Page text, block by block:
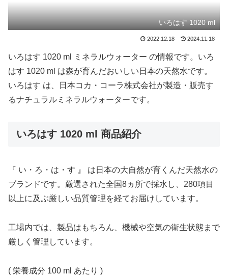
いろはす 1020 ml
2022.12.18 2024.11.18
いろはす 1020 ml ミネラルウォーター の情報です。いろ
はす 1020 ml は森が育んだおいしい日本の天然水です。
いろはす は、日本コカ・コーラ株式会社が製造・販売す
るナチュラルミネラルウォーターです。
いろはす 1020 ml 商品紹介
『 い・ろ・は・す 』 は日本の大自然が育くんだ天然水の
ブランドです。厳選された全国8ヵ所で採水し、280項目
以上に及ぶ厳しい品質管理を経てお届けしています。
工場内では、製品はもちろん、機械や空気の衛生状態まで
厳しく管理しています。
( 栄養成分 100 ml あたり )